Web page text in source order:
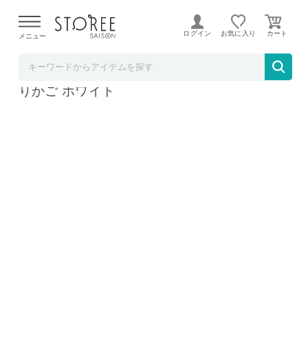
よる配送遅延が発生しております。
メニュー ログイン お気に入り
POSE ポゼ Wコート水切りかご ワイド 水切
りかご ホワイト